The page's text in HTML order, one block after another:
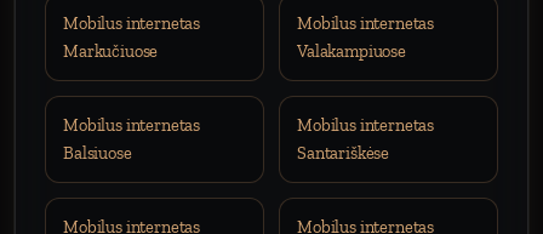
Mobilus internetas
Markučiuose
Mobilus internetas
Valakampiuose
Mobilus internetas
Balsiuose
Mobilus internetas
Santariškėse
Mobilus internetas Mobilus internetas